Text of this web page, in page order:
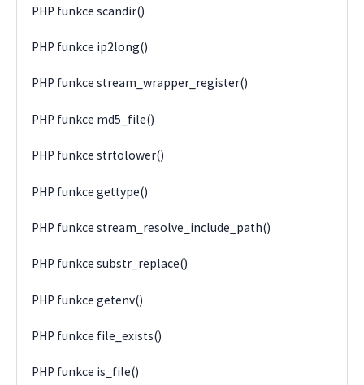
PHP funkce scandir()
PHP funkce ip2long()
PHP funkce stream_wrapper_register()
PHP funkce md5_file()
PHP funkce strtolower()
PHP funkce gettype()
PHP funkce stream_resolve_include_path()
PHP funkce substr_replace()
PHP funkce getenv()
PHP funkce file_exists()
PHP funkce is_file()